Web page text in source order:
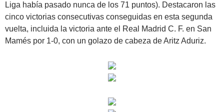
Liga había pasado nunca de los 71 puntos). Destacaron las
cinco victorias consecutivas conseguidas en esta segunda
vuelta, incluida la victoria ante el Real Madrid C. F. en San
Mamés por 1-0, con un golazo de cabeza de Aritz Aduriz.